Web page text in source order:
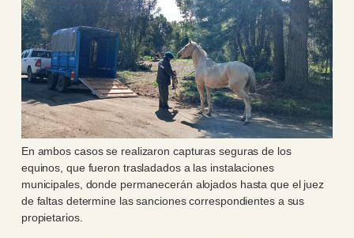
En ambos casos se realizaron capturas seguras de los
equinos, que fueron trasladados a las instalaciones
municipales, donde permanecerán alojados hasta que el juez
de faltas determine las sanciones correspondientes a sus
propietarios.